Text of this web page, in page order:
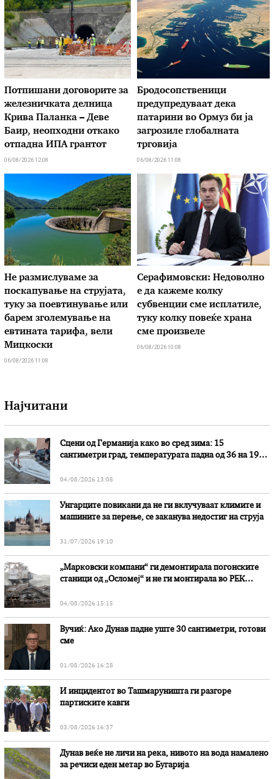
Потпишани договорите за
железничката делница
Крива Паланка – Деве
Баир, неопходни откако
отпадна ИПА грантот
06/08/2026 12:08
Бродосопственици
предупредуваат дека
патарини во Ормуз би ја
загрозиле глобалната
трговија
06/08/2026 11:08
Не размислуваме за
поскапување на струјата,
туку за поевтинување или
барем зголемување на
евтината тарифа, вели
Мицкоски
06/08/2026 11:08
Серафимовски: Недоволно
е да кажеме колку
субвенции сме исплатиле,
туку колку повеќе храна
сме произвеле
06/08/2026 10:08
Најчитани
Сцени од Германија како во сред зима: 15
сантиметри град, температурата падна од 36 на 19
04/08/2026 13:08
Унгарците повикани да не ги вклучуваат климите и
машините за перење, се заканува недостиг на струја
31/07/2026 19:10
„Марковски компани“ ги демонтирала погонските
станици од „Осломеј“ и не ги монтирала во РЕК
04/08/2026 15:15
Вучиќ: Ако Дунав падне уште 30 сантиметри, готови
сме
01/08/2026 16:28
И инцидентот во Ташмаруништa ги разгоре
партиските кавги
03/08/2026 16:37
Дунав веќе не личи на река, нивото на вода намалено
за речиси еден метар во Бугарија